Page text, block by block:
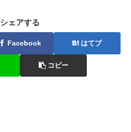
シェアする
Facebook はてブ
コピー